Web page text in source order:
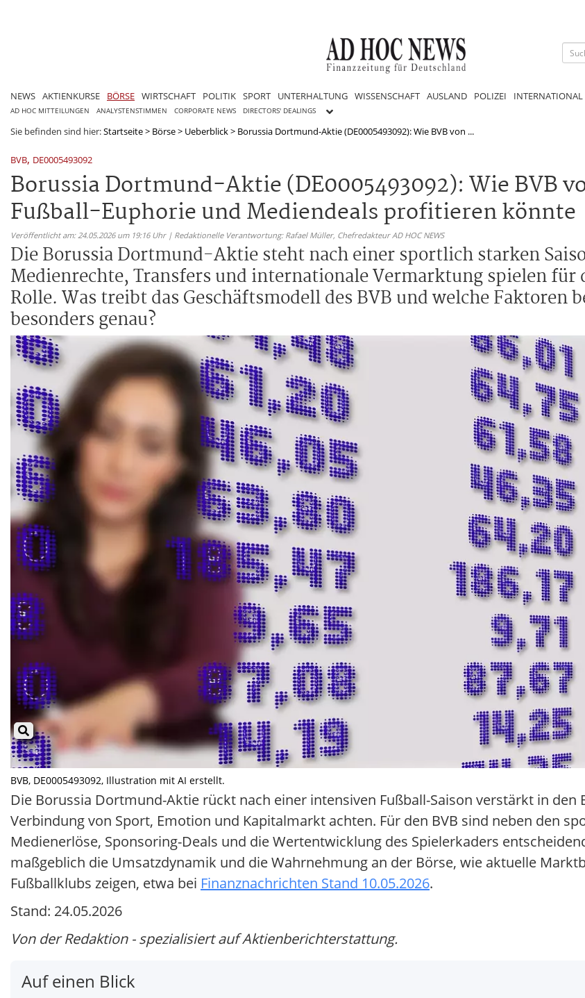
NEWS AKTIENKURSE BÖRSE WIRTSCHAFT POLITIK SPORT UNTERHALTUNG WISSENSCHAFT AUSLAND POLIZEI INTERNATIONAL
AD HOC MITTEILUNGEN ANALYSTENSTIMMEN CORPORATE NEWS DIRECTORS' DEALINGS
Sie befinden sind hier:Startseite> Börse> Ueberblick> Borussia Dortmund-Aktie (DE0005493092): Wie BVB von ...
BVB, DE0005493092
Borussia Dortmund-Aktie (DE0005493092): Wie BVB
Fußball-Euphorie und Mediendeals profitieren könnte
Veröffentlicht am: 24.05.2026 um 19:16 Uhr | Redaktionelle Verantwortung: Rafael Müller, Chefredakteur AD HOC NEWS
Die Borussia Dortmund-Aktie steht nach einer sportlich starken
Medienrechte, Transfers und internationale Vermarktung spielen für
Rolle. Was treibt das Geschäftsmodell des BVB und welche Faktoren
besonders genau?
BVB, DE0005493092, Illustration mit AI erstellt.
Die Borussia Dortmund-Aktie rückt nach einer intensiven Fußball-Saison verstärkt in den
Verbindung von Sport, Emotion und Kapitalmarkt achten. Für den BVB sind neben den
Medienerlöse, Sponsoring-Deals und die Wertentwicklung des Spielerkaders
maßgeblich die Umsatzdynamik und die Wahrnehmung an der Börse, wie aktuelle
Fußballklubs zeigen, etwa bei Finanznachrichten Stand 10.05.2026.
Stand: 24.05.2026
Von der Redaktion - spezialisiert auf Aktienberichterstattung.
Auf einen Blick